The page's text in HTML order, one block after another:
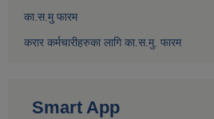
का.स.मु फारम
करार कर्मचारीहरुका लागि का.स.मु. फारम
Smart App